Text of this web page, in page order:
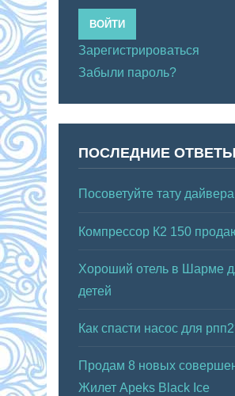
ВОЙТИ
Зарегистрироваться
Забыли пароль?
ПОСЛЕДНИЕ ОТВЕТЫ
Посоветуйте тату
Компрессор К2 150
Хороший отель в Шарме
детей
Как спасти насос для
Продам 8 новых
Жилет Apeks Black Ice